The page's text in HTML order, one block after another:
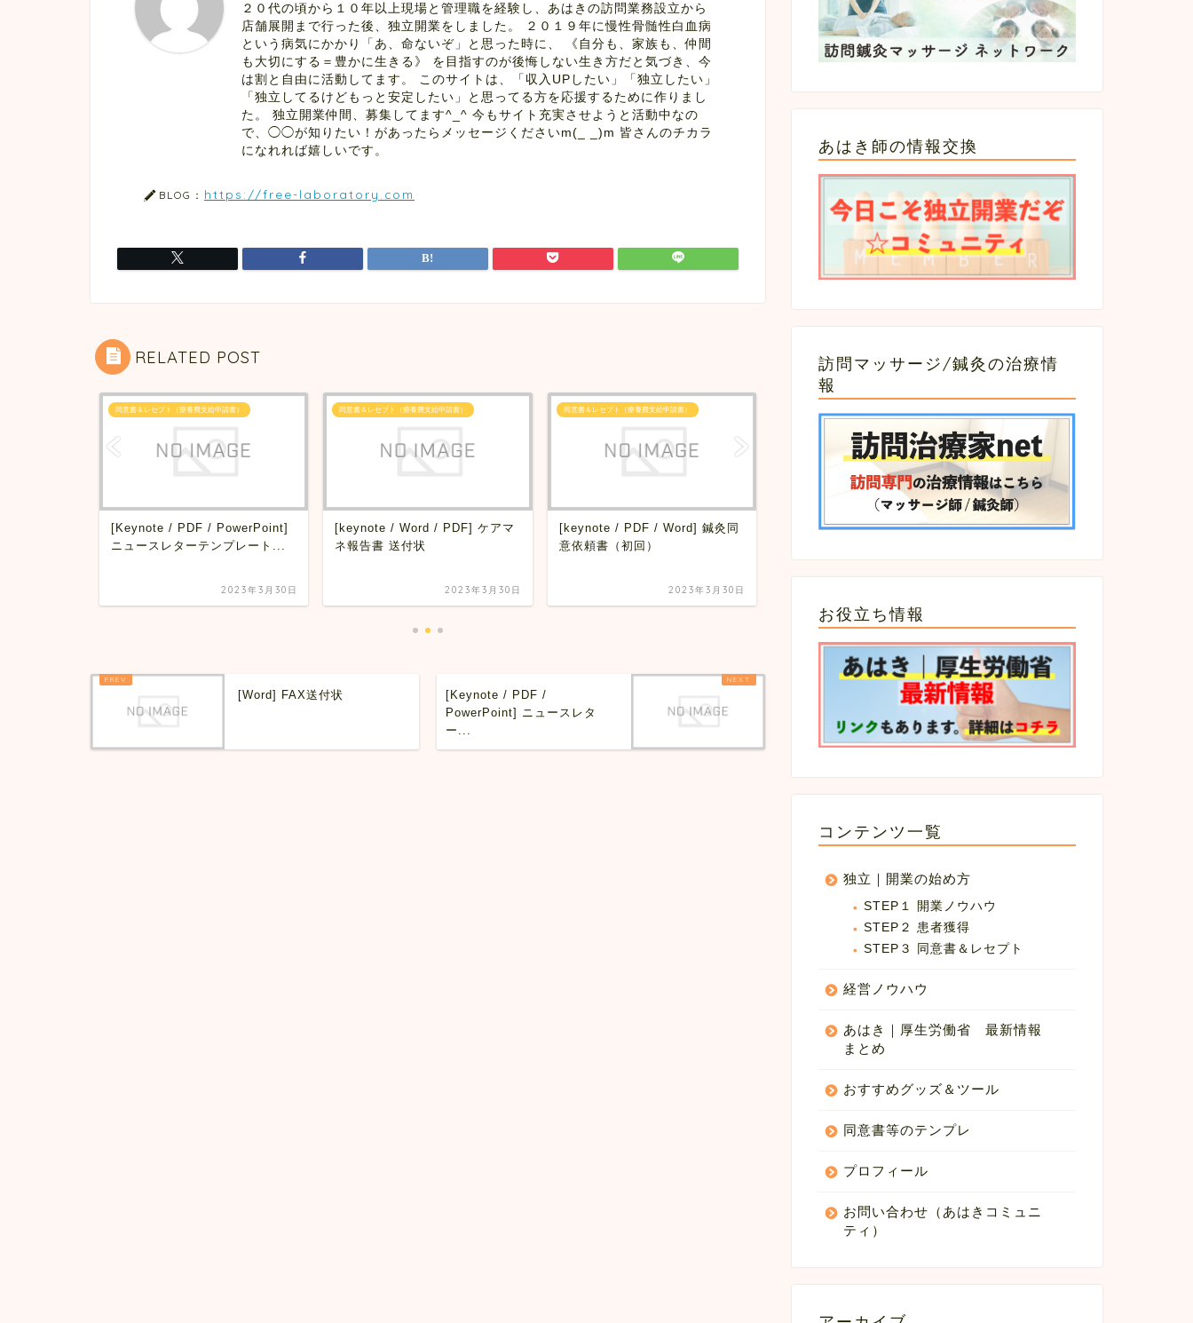
２０代の頃から１０年以上現場と管理職を経験し、あはきの訪問業務設立から
店舗展開まで行った後、独立開業をしました。 ２０１９年に慢性骨髄性白血病
という病気にかかり「あ、命ないぞ」と思った時に、 《自分も、家族も、仲間
も大切にする＝豊かに生きる》 を目指すのが後悔しない生き方だと気づき、今
は割と自由に活動してます。 このサイトは、「収入UPしたい」「独立したい」
「独立してるけどもっと安定したい」と思ってる方を応援するために作りまし
た。 独立開業仲間、募集してます^_^ 今もサイト充実させようと活動中なの
で、◯◯が知りたい！があったらメッセージくださいm(_ _)m 皆さんのチカラ
になれれば嬉しいです。
BLOG： https://free-laboratory.com
RELATED POST
同意書＆レセプト（療養費支給申請書）
[Keynote / PDF / PowerPoint]
ニュースレターテンプレート...
2023年3月30日
同意書＆レセプト（療養費支給申請書）
[keynote / Word / PDF] ケアマ
ネ報告書 送付状
2023年3月30日
同意書＆レセプト（療養費支給申請書）
[keynote / PDF / Word] 鍼灸同
意依頼書（初回）
2023年3月30日
[Keynote / PDF / PowerPoint]
[keynote / Word / PDF] ケアマ
[Word] FAX送付状
[Keynote / PDF /
PowerPoint] ニュースレタ
ー...
あはき師の情報交換
訪問マッサージ/鍼灸の治療情
報
お役立ち情報
コンテンツ一覧
独立｜開業の始め方
STEP１ 開業ノウハウ
STEP２ 患者獲得
STEP３ 同意書＆レセプト
経営ノウハウ
あはき｜厚生労働省 最新情報
まとめ
おすすめグッズ＆ツール
同意書等のテンプレ
プロフィール
お問い合わせ（あはきコミュニ
ティ）